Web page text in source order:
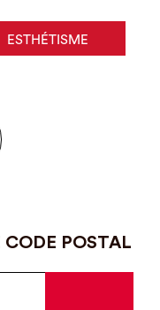
ESTHÉTISME
CODE POSTAL